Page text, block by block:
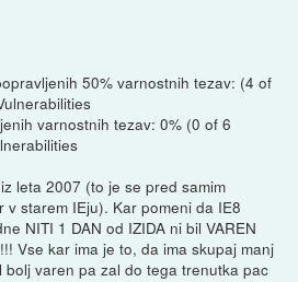
50% varnostnih tezav: (4 of
varnostnih tezav: 0% (0 of 6
leta 2007 (to je se pred samim
v starem IEju). Kar pomeni da IE8
NITI 1 DAN od IZIDA ni bil VAREN
Vse kar ima je to, da ima skupaj manj
varen pa zal do tega trenutka pac